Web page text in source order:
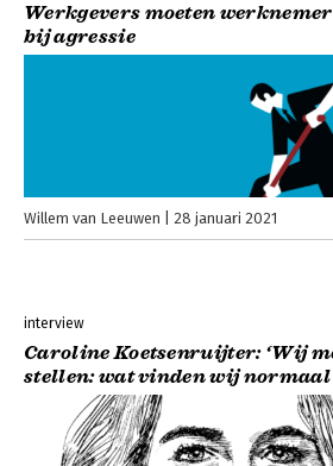
Werkgevers moeten
bij agressie
Willem van Leeuwen 28 januari 2021
interview
Caroline Koetsenruijter: ‘Wij
stellen: wat vinden wij normaal